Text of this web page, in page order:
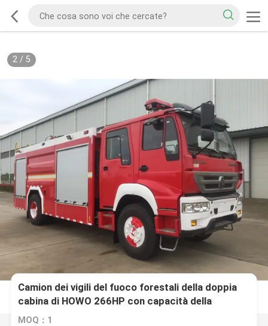
2/ 5
Camion dei vigili del fuoco forestali della doppia
cabina di HOWO 266HP con capacità della
schiuma dell'acqua 6000L
MOQ：1